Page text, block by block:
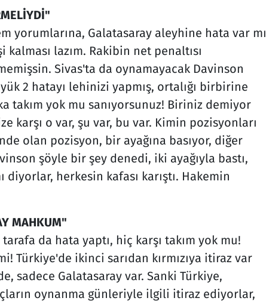
yorumlarına, Galatasaray aleyhine hata var mı
kalması lazım. Rakibin net penaltısı
Sivas'ta da oynamayacak Davinson
2 hatayı lehinizi yapmış, ortalığı birbirine
takım yok mu sanıyorsunuz! Biriniz demiyor
karşı o var, şu var, bu var. Kimin pozisyonları
olan pozisyon, bir ayağına basıyor, diğer
şöyle bir şey denedi, iki ayağıyla bastı,
diyorlar, herkesin kafası karıştı. Hakemin
MAHKUM"
da hata yaptı, hiç karşı takım yok mu!
Türkiye'de ikinci sarıdan kırmızıya itiraz var
sadece Galatasaray var. Sanki Türkiye,
oynanma günleriyle ilgili itiraz ediyorlar,